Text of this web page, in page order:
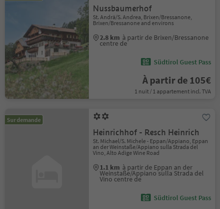
Nussbaumerhof
St. Andrä/S. Andrea, Brixen/Bressanone,
Brixen/Bressanone and environs
2.8 km à partir de Brixen/Bressanone
centre de
Südtirol Guest Pass
À partir de 105€
1 nuit / 1 appartement incl. TVA
Sur demande
Heinrichhof - Resch Heinrich
St. Michael/S. Michele - Eppan/Appiano, Eppan
an der Weinstaße/Appiano sulla Strada del
Vino, Alto Adige Wine Road
1.1 km à partir de Eppan an der
Weinstaße/Appiano sulla Strada del
Vino centre de
Südtirol Guest Pass